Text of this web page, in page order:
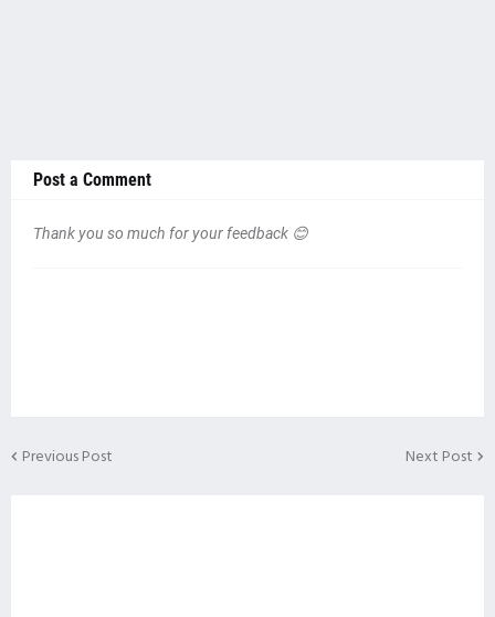
Post a Comment
Thank you so much for your feedback 😊
Previous Post Next Post